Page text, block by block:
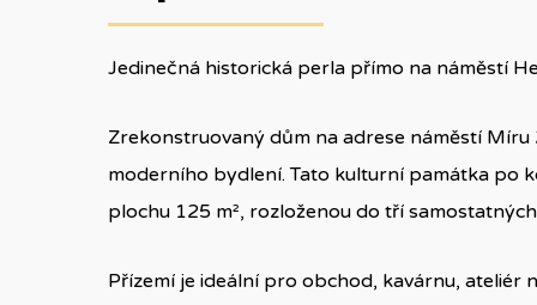
Jedinečná historická perla přímo na náměstí
Zrekonstruovaný dům na adrese náměstí
moderního bydlení. Tato kulturní památka po
plochu 125 m², rozloženou do tří
Přízemí je ideální pro obchod, kavárnu,